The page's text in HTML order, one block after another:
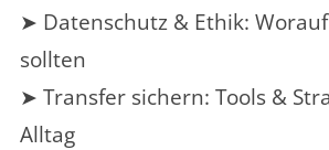
➤ Datenschutz & Ethik:
sollten
➤ Transfer sichern: Tools &
Alltag